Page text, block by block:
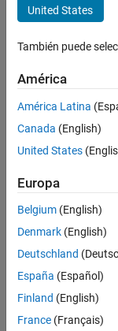
FILTRADO POR
Education Sales
Finance and
Legal
Ordenar por
Guardar
empleos
seleccionados
No se
han
traducido
todos
los
United States
También puede
América
América Latina
Canada (English)
United States
Europa
Belgium (English)
Denmark (English)
Deutschland
España (Español)
Finland (English)
France (Français)